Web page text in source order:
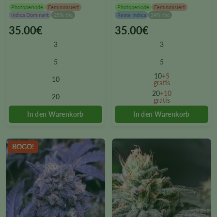
Photoperiode
Femininisiert
Indica Dominant
25% thc
35.00€
3
5
10
20
This
chosen
the
product
page
Photoperiode
Femininisiert
Reine Indica
24% thc
35.00€
3
5
10+5
gratis
20+10
gratis
This
chosen
the
product
page
BOGO!